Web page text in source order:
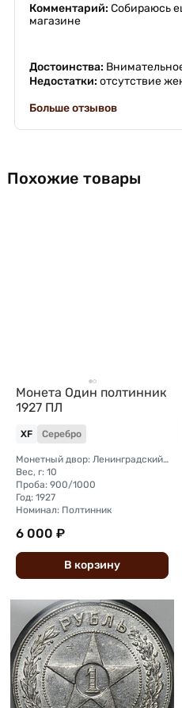
Комментарий: Собираюсь
магазине
Достоинства:
Недостатки: отсутствие
Больше отзывов
Похожие товары
Монета Один полтинник
1927 ПЛ
XF Серебро
Монетный двор: Ленинградский (ЛМД)
Вес, г: 10
Проба: 900/1000
Год: 1927
Номинал: Полтинник
6 000 ₽
В корзину